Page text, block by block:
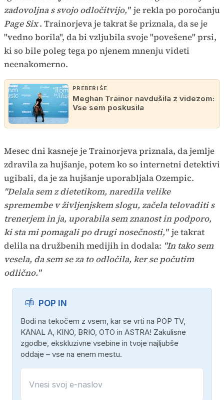
zadovoljna s svojo odločitvijo," je rekla po poročanju
Page Six. Trainorjeva je takrat še priznala, da se je
"vedno borila", da bi vzljubila svoje "povešene" prsi,
ki so bile poleg tega po njenem mnenju videti
neenakomerno.
PREBERI ŠE
Meghan Trainor navdušila z videzom:
Vse sem poskusila
Mesec dni kasneje je Trainorjeva priznala, da jemlje
zdravila za hujšanje, potem ko so internetni detektivi
ugibali, da je za hujšanje uporabljala Ozempic.
"Delala sem z dietetikom, naredila velike
spremembe v življenjskem slogu, začela telovaditi s
trenerjem in ja, uporabila sem znanost in podporo,
ki sta mi pomagali po drugi nosečnosti," je takrat
delila na družbenih medijih in dodala: "In tako sem
vesela, da sem se za to odločila, ker se počutim
odlično."
POP IN
Bodi na tekočem z vsem, kar se vrti na POP TV,
KANAL A, KINO, BRIO, OTO in ASTRA! Zakulisne
zgodbe, ekskluzivne vsebine in tvoje najljubše
oddaje – vse na enem mestu.